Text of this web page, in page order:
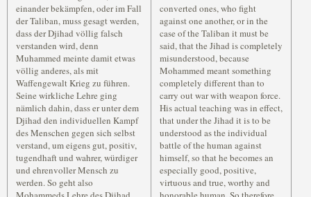
einander bekämpfen, oder im Fall
der Taliban, muss gesagt werden,
dass der Djihad völlig falsch
verstanden wird, denn
Muhammed meinte damit etwas
völlig anderes, als mit
Waffengewalt Krieg zu führen.
Seine wirkliche Lehre ging
nämlich dahin, dass er unter dem
Djihad den individuellen Kampf
des Menschen gegen sich selbst
verstand, um eigens gut, positiv,
tugendhaft und wahrer, würdiger
und ehrenvoller Mensch zu
werden. So geht also
converted ones, who fight
against one another, or in the
case of the Taliban it must be
said, that the Jihad is completely
misunderstood, because
Mohammed meant something
completely different than to
carry out war with weapon force.
His actual teaching was in effect,
that under the Jihad it is to be
understood as the individual
battle of the human against
himself, so that he becomes an
especially good, positive,
virtuous and true, worthy and